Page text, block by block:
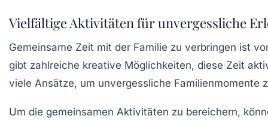
Vielfältige Aktivitäten für unvergessliche
Gemeinsame Zeit mit der Familie zu verbringen ist
gibt zahlreiche kreative Möglichkeiten, diese Zeit
viele Ansätze, um unvergessliche Familienmomente
Um die gemeinsamen Aktivitäten zu bereichern,